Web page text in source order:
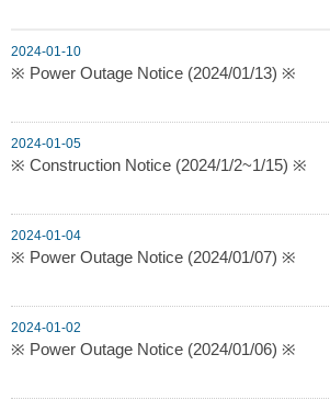
2024-01-10
※ Power Outage Notice (2024/01/13) ※
2024-01-05
※ Construction Notice (2024/1/2~1/15) ※
2024-01-04
※ Power Outage Notice (2024/01/07) ※
2024-01-02
※ Power Outage Notice (2024/01/06) ※